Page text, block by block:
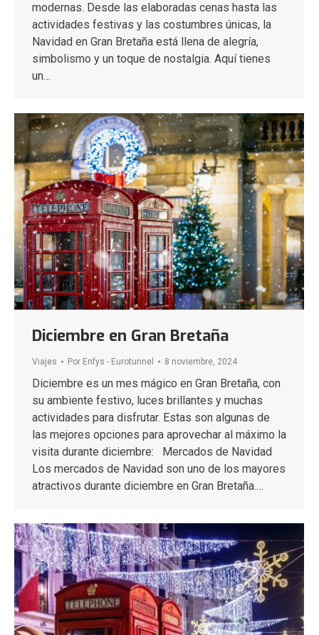
modernas. Desde las elaboradas cenas hasta las
actividades festivas y las costumbres únicas, la
Navidad en Gran Bretaña está llena de alegría,
simbolismo y un toque de nostalgia. Aquí tienes
un…
Diciembre en Gran Bretaña
Viajes Por Enfys - Eurotunnel 8 noviembre, 2024
Diciembre es un mes mágico en Gran Bretaña, con
su ambiente festivo, luces brillantes y muchas
actividades para disfrutar. Estas son algunas de
las mejores opciones para aprovechar al máximo la
visita durante diciembre: Mercados de Navidad
Los mercados de Navidad son uno de los mayores
atractivos durante diciembre en Gran Bretaña.…